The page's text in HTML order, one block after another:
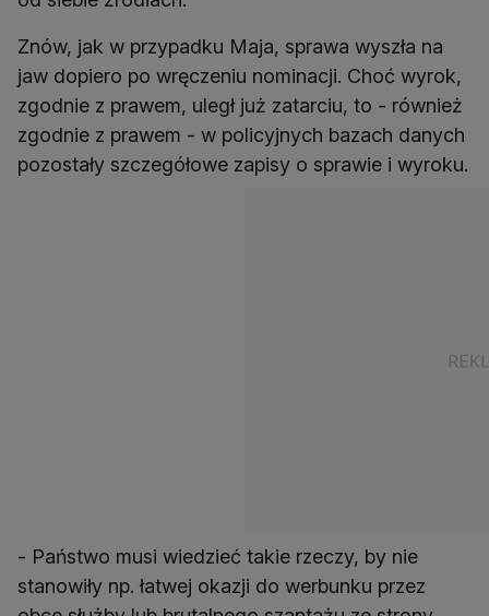
Znów, jak w przypadku Maja, sprawa wyszła na
jaw dopiero po wręczeniu nominacji. Choć wyrok,
zgodnie z prawem, uległ już zatarciu, to - również
zgodnie z prawem - w policyjnych bazach danych
pozostały szczegółowe zapisy o sprawie i wyroku.
- Państwo musi wiedzieć takie rzeczy, by nie
stanowiły np. łatwej okazji do werbunku przez